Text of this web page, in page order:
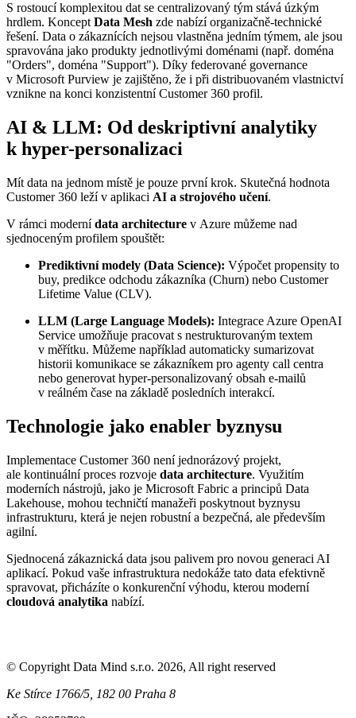
S rostoucí komplexitou dat se centralizovaný tým stává úzkým
hrdlem. Koncept Data Mesh zde nabízí organizačně-technické
řešení. Data o zákaznících nejsou vlastněna jedním týmem, ale jsou
spravována jako produkty jednotlivými doménami (např. doména
"Orders", doména "Support"). Díky federované governance
v Microsoft Purview je zajištěno, že i při distribuovaném vlastnictví
vznikne na konci konzistentní Customer 360 profil.
AI & LLM: Od deskriptivní analytiky
k hyper-personalizaci
Mít data na jednom místě je pouze první krok. Skutečná hodnota
Customer 360 leží v aplikaci AI a strojového učení.
V rámci modernídata architecture v Azure můžeme nad
sjednoceným profilem spouštět:
Prediktivní modely (Data Science): Výpočet propensity to
buy, predikce odchodu zákazníka (Churn) nebo Customer
Lifetime Value (CLV).
LLM (Large Language Models): Integrace Azure OpenAI
Service umožňuje pracovat s nestrukturovaným textem
v měřítku. Můžeme například automaticky sumarizovat
historii komunikace se zákazníkem pro agenty call centra
nebo generovat hyper-personalizovaný obsah e-mailů
v reálném čase na základě posledních interakcí.
Technologie jako enabler byznysu
Implementace Customer 360 není jednorázový projekt,
ale kontinuální proces rozvoje data architecture. Využitím
moderních nástrojů, jako je Microsoft Fabric a principů Data
Lakehouse, mohou techničtí manažeři poskytnout byznysu
infrastrukturu, která je nejen robustní a bezpečná, ale především
agilní.
Sjednocená zákaznická data jsou palivem pro novou generaci AI
aplikací. Pokud vaše infrastruktura nedokáže tato data efektivně
spravovat, přicházíte o konkurenční výhodu, kterou moderní
cloudová analytika nabízí.
© Copyright Data Mind s.r.o. 2026, All right reserved
Ke Stírce 1766/5, 182 00 Praha 8